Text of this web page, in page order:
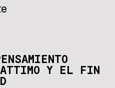
Y EL FIN